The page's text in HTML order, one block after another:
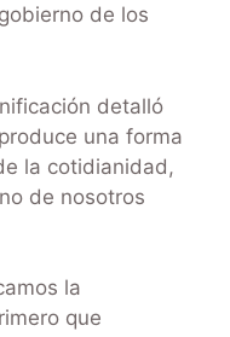
de los
detalló
una forma
la cotidianidad,
de nosotros
la
que